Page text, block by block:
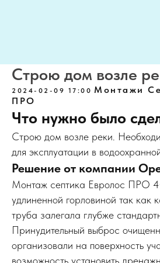
Строю дом возле
2024-02-09 17:00 Монтажи
ПРО
Что нужно было
Строю дом возле реки.
для эксплуатации в
Решение от компании
Монтаж септика Евролос ПРО
удлиненной горловиной так как
труба залегала глубже
Принудительный выброс
организовали на поверхность
возможность установить